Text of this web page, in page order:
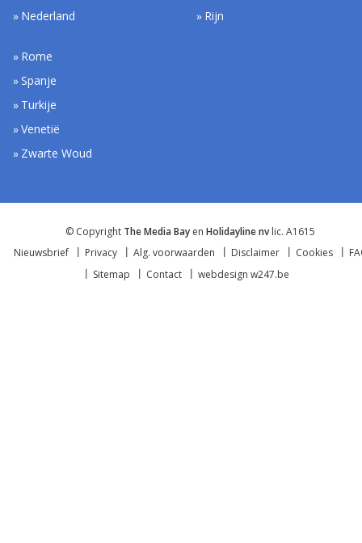
Nederland
Rijn
Rome
Spanje
Turkije
Venetië
Zwarte Woud
© Copyright The Media Bay en Holidayline nvlic. A1615
Nieuwsbrief
Privacy Alg. voorwaarden Disclaimer Cookies
Sitemap
Contact webdesign w247.be